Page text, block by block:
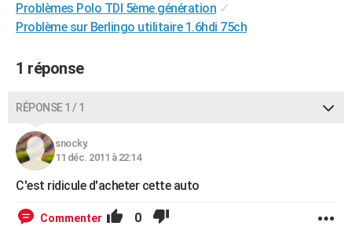
GUIDES D'ACHAT
CARTE DE VOEUX
Carte de Noël
Carte Bonne année
Carte Saint-Valentin
Carte Pâques
Carte d'anniversaire
DICTIONNAIRE
Dictionnaire
Biographies
Citations
Expressions
Proverbes
PROGRAMME TV
AVIS DE DÉCÈS
Problèmes Polo TDI 5ème génération ✓
Problème sur Berlingo utilitaire 1.6hdi 75ch
1 réponse
RÉPONSE 1 / 1
snocky.
11 déc. 2011 à 22:14
C'est ridicule d'acheter cette auto
Commenter 0